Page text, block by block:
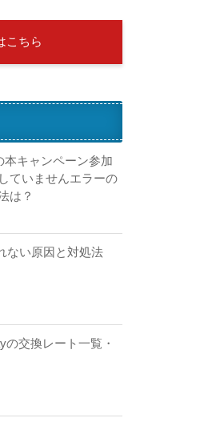
こちら
本キャンペーン参加
ていませんエラーの
は？
ない原因と対処法
の交換レート一覧・